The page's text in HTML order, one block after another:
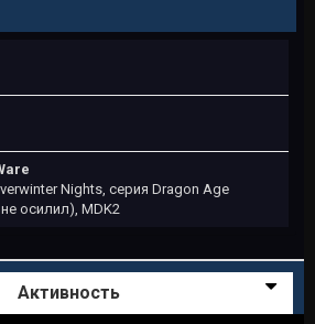
Nights, серия Dragon Age
осилил), MDK2
Активность